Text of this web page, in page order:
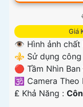
Giá
👁 Hình ảnh chất
⚜️ Sử dụng công
🔴 Tầm Nhìn
🕉️ Camera Theo
️₤ Khả Năng :